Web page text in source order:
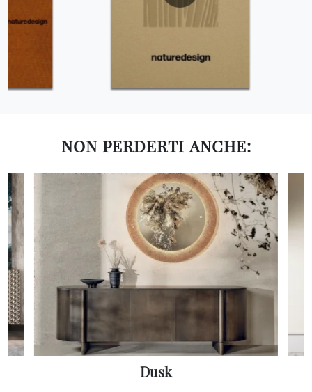
NON PERDERTI ANCHE:
Dusk